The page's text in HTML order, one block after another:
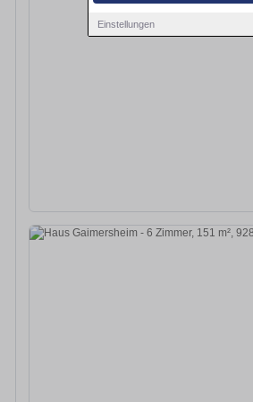
Einstellungen